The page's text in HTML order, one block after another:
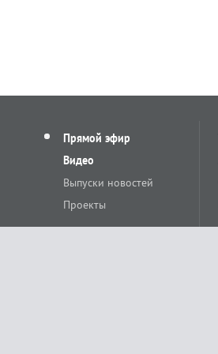
Прямой эфир
Видео
Выпуски новостей
Проекты